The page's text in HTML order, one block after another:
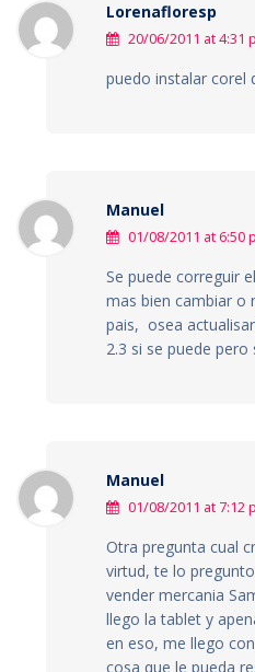
Lorenafloresp
20/06/2011 at 4:31
puedo instalar corel
Manuel
01/08/2011 at 6:50
Se puede correguir
mas bien cambiar o
pais, osea
2.3 si se puede pero
Manuel
01/08/2011 at 7:12
Otra pregunta cual
virtud, te lo
vender mercania
llego la tablet y
en eso, me llego
cosa que le pueda